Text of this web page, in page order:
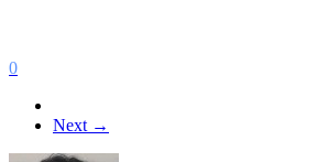
0
Next →